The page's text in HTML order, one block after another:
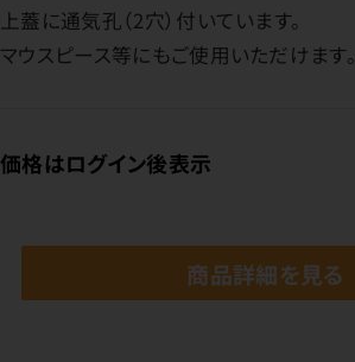
上蓋に通気孔（2穴）付いています。
マウスピース等にもご使用いただけます。
価格はログイン後表示
商品詳細を見る